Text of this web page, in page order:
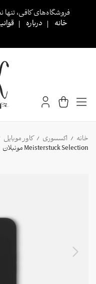
فروشگاه‌های کافی، تنها
خانه
درباره
خانه / اکسسوری / کاور موبایل
Meisterstuck Selection مونبلان